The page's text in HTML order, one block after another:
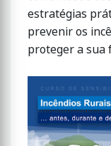
estratégias
prevenir os
proteger a sua